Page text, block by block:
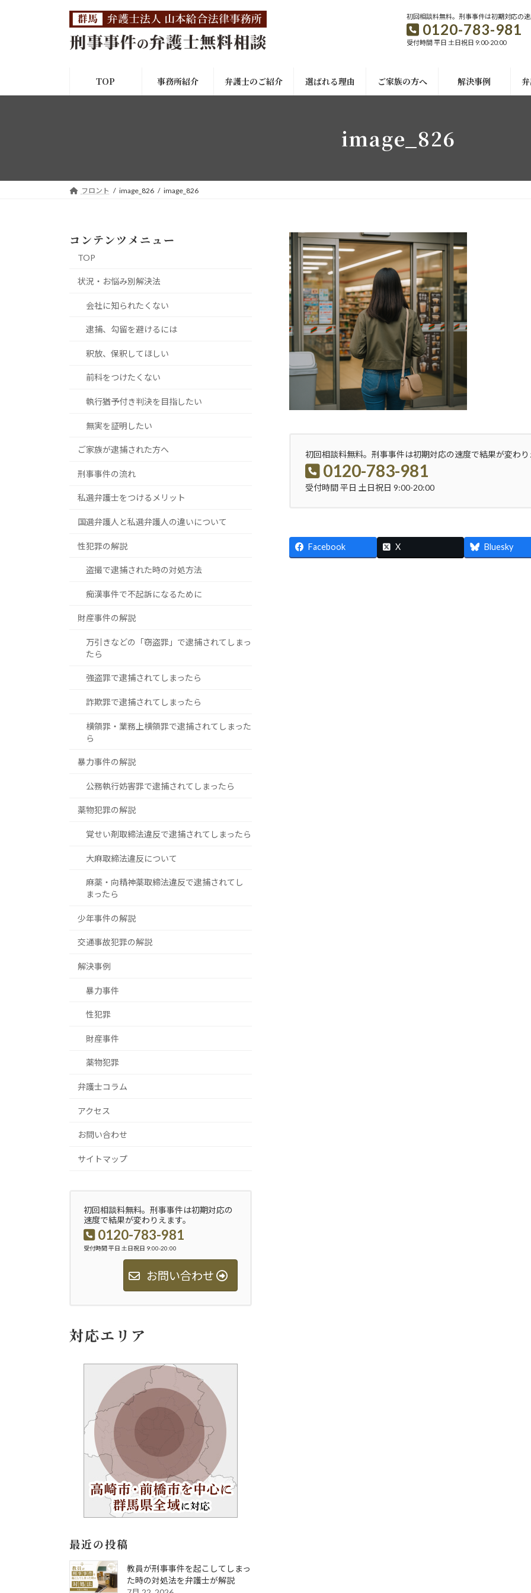
初回相談料無料。刑事事件は初期対応の速
0120-783-981
受付時間 平日 土日祝日 9:00-20:00
TOP 事務所紹介 弁護士のご紹介 選ばれる理由 ご家族の方へ 解決事例
image_826
フロント image_826 image_826
初回相談料無料。刑事事件は初期対応の速度で結果が変わり
0120-783-981
受付時間 平日 土日祝日 9:00-20:00
Facebook X Bluesky
コンテンツメニュー
TOP
状況・お悩み別解決法
会社に知られたくない
逮捕、勾留を避けるには
釈放、保釈してほしい
前科をつけたくない
執行猶予付き判決を目指したい
無実を証明したい
ご家族が逮捕された方へ
刑事事件の流れ
私選弁護士をつけるメリット
国選弁護人と私選弁護人の違いについて
性犯罪の解説
盗撮で逮捕された時の対処方法
痴漢事件で不起訴になるために
財産事件の解説
万引きなどの「窃盗罪」で逮捕されてしまっ
たら
強盗罪で逮捕されてしまったら
詐欺罪で逮捕されてしまったら
横領罪・業務上横領罪で逮捕されてしまった
ら
暴力事件の解説
公務執行妨害罪で逮捕されてしまったら
薬物犯罪の解説
覚せい剤取締法違反で逮捕されてしまったら
大麻取締法違反について
麻薬・向精神薬取締法違反で逮捕されてし
まったら
少年事件の解説
交通事故犯罪の解説
解決事例
暴力事件
性犯罪
財産事件
薬物犯罪
弁護士コラム
アクセス
お問い合わせ
サイトマップ
初回相談料無料。刑事事件は初期対応の
速度で結果が変わりえます。
0120-783-981
受付時間 平日 土日祝日 9:00-20:00
お問い合わせ
対応エリア
最近の投稿
教員が刑事事件を起こしてしまっ
た時の対処法を弁護士が解説